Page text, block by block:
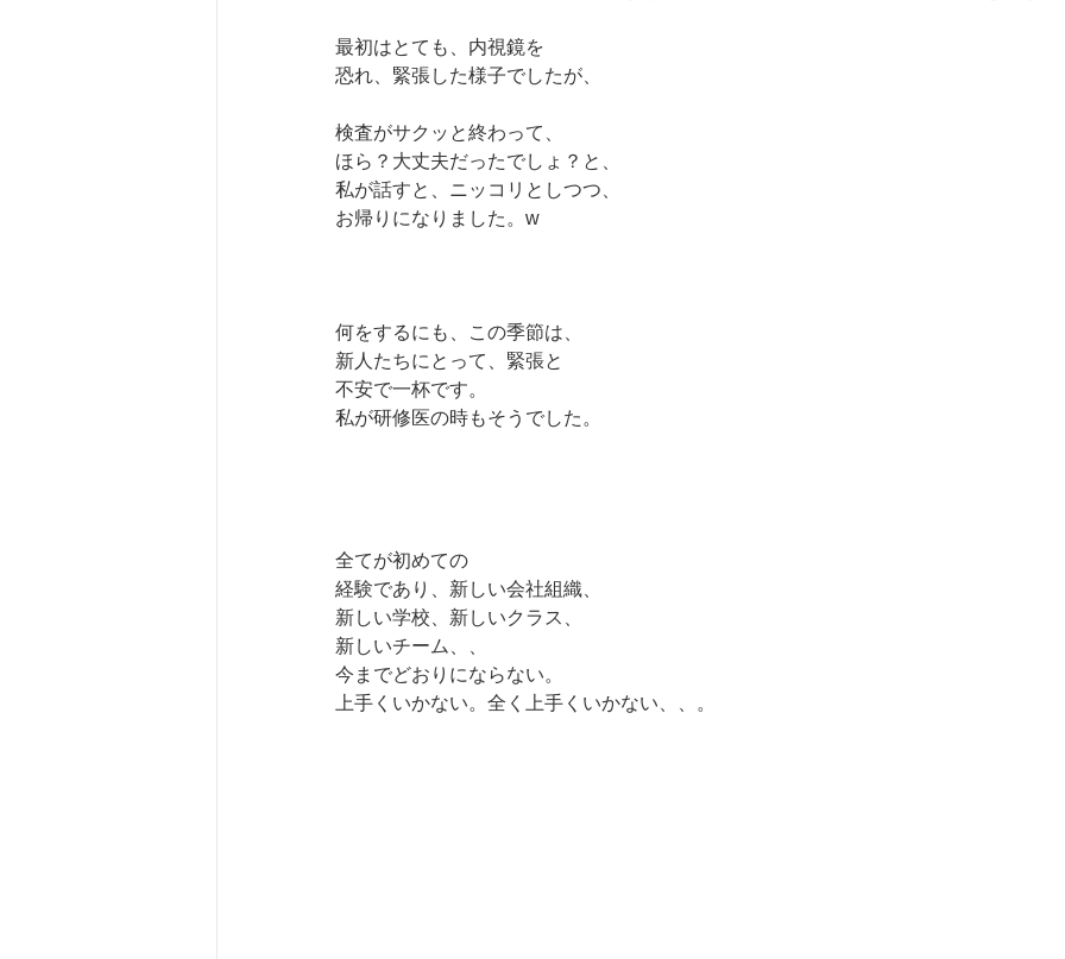
最初はとても、内視鏡を
恐れ、緊張した様子でしたが、
検査がサクッと終わって、
ほら？大丈夫だったでしょ？と、
私が話すと、ニッコリとしつつ、
お帰りになりました。w
何をするにも、この季節は、
新人たちにとって、緊張と
不安で一杯です。
私が研修医の時もそうでした。
全てが初めての
経験であり、新しい会社組織、
新しい学校、新しいクラス、
新しいチーム、、
今までどおりにならない。
上手くいかない。全く上手くいかない、、。